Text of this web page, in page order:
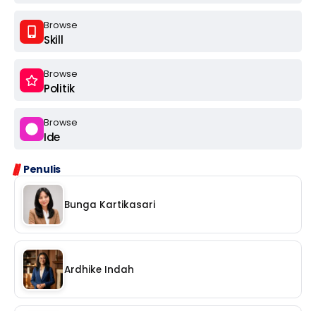
Browse
Skill
Browse
Politik
Browse
Ide
Penulis
Bunga Kartikasari
Ardhike Indah